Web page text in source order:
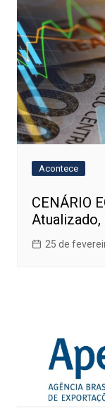
Acontece
CENÁRIO
Atualizado,
25 de